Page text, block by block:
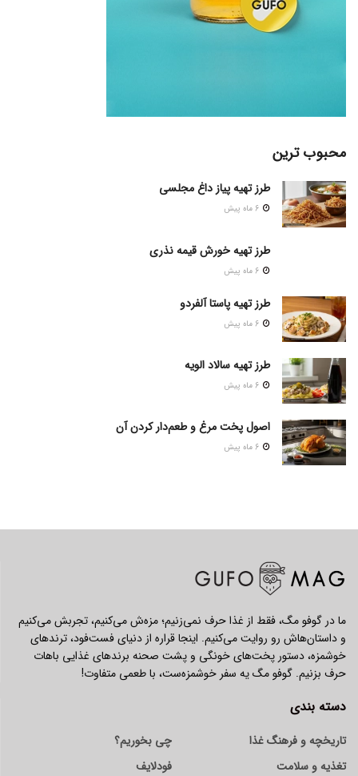
محبوب ترین
طرز تهیه پیاز داغ مجلسی
طرز تهیه خورش قیمه نذری
طرز تهیه پاستا آلفردو
طرز تهیه سالاد الویه
اصول پخت مرغ و طعم‌دار کردن آن
ما در گوفو مگ، فقط از غذا حرف نمی‌زنیم؛ مزه‌ش می‌کنیم، تجربش می‌کنیم
و داستان‌هاش رو روایت می‌کنیم. اینجا قراره از دنیای فست‌فود، ترندهای
خوشمزه، دستور پخت‌های خونگی و پشت صحنه برندهای غذایی باهات
حرف بزنیم. گوفو مگ یه سفر خوشمزه‌ست، با طعمی متفاوت!
دسته بندی
تاریخچه و فرهنگ غذا
تغذیه و سلامت
چی بخوریم؟
فودلایف